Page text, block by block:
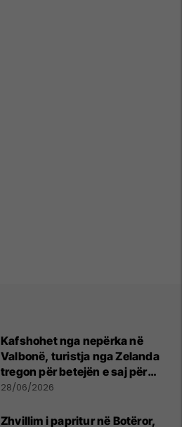
Kafshohet nga nepërka në
Valbonë, turistja nga Zelanda
tregon për betejën e saj për
mbijetesë
28/06/2026
Zhvillim i papritur në Botëror,